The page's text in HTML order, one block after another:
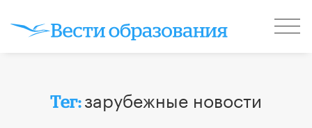
Тег:зарубежные новости